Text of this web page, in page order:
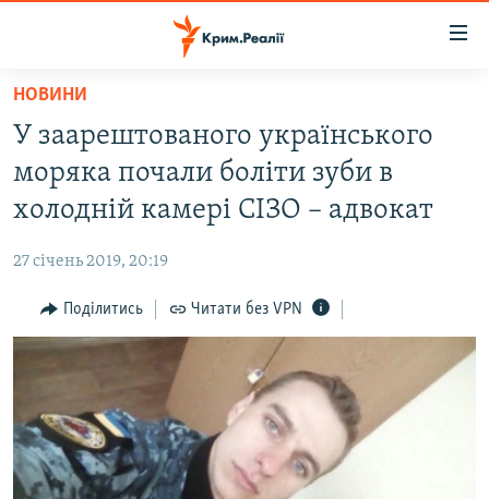
Перейти
основного
матеріалу
Перейти
до
основної
Перейти
до
пошуку
ВОДА.КРИМ
ВІДЕО ТА ФОТО
БЛОГИ
ПОГЛЯД
ІНТЕРВ'Ю
СПЕЦПРОЕКТИ
ДЕПОРТАЦІЯ
ЯК ОБІЙТИ БЛОКУВАННЯ
НОВИНИ
У заарештованого українського
моряка почали боліти зуби в
холодній камері СІЗО – адвокат
27 січень 2019, 20:19
Поділитись Читати без VPN